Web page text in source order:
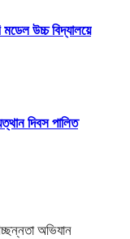
উচ্চ বিদ্যালয়ে
দিবস পালিত
অভিযান